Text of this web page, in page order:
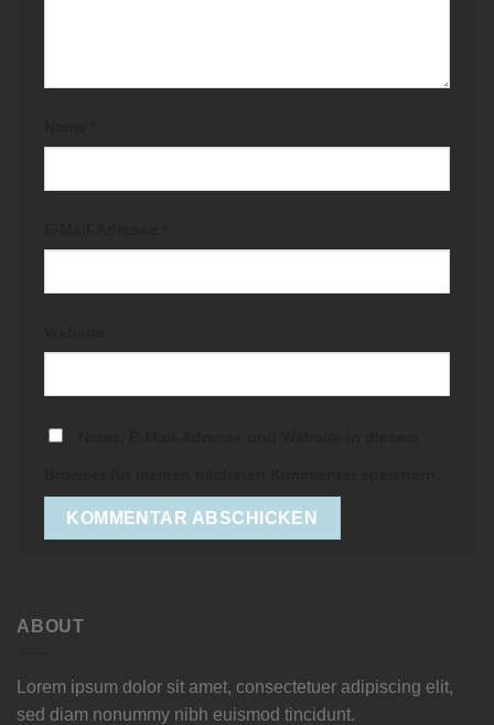
ABOUT
Lorem ipsum dolor sit amet, consectetuer adipiscing elit,
sed diam nonummy nibh euismod tincidunt.